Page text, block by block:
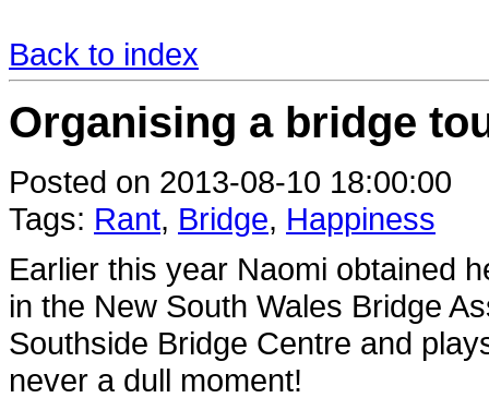
Back to index
Organising a bridge
Posted on 2013-08-10 18:00:00
Tags: Rant, Bridge, Happiness
Earlier this year Naomi obtained
in the New South Wales Bridge
Southside Bridge Centre and
never a dull moment!